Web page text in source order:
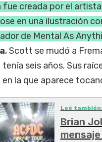
fue creada por el artista
en una ilustración
de Mental As
, Scott se mudó a
tenía seis años. Sus
en la que aparece
Leé también:
Brian